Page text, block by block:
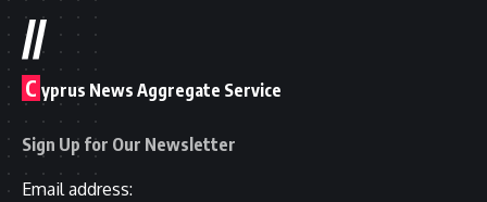
//
C yprus News Aggregate Service
Sign Up for Our Newsletter
Email address: